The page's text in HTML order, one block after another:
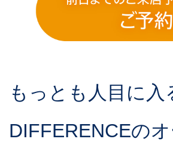
もっとも人目に入
DIFFERENCEのオ